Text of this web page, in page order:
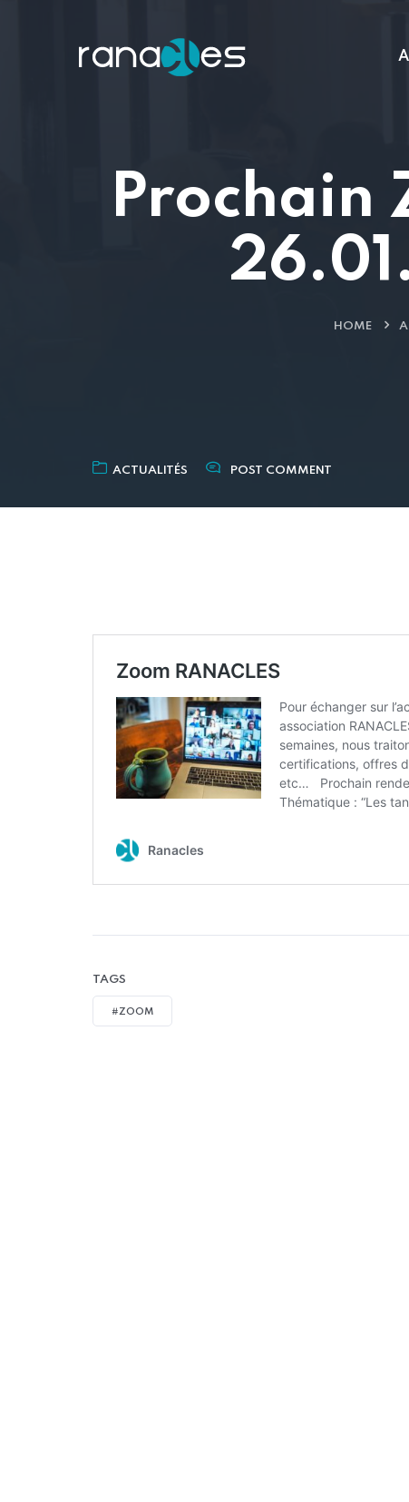
Prochain
HOME
ACTUALITÉS POST COMMENT
TAGS
#ZOOM